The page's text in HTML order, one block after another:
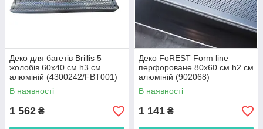
Деко для багетів Brillis 5
жолобів 60х40 см h3 см
алюміній (4300242/FBT001)
В наявності
1 562 ₴
Деко FoREST Form line
перфороване 80х60 см h2 см
алюміній (902068)
В наявності
1 141 ₴